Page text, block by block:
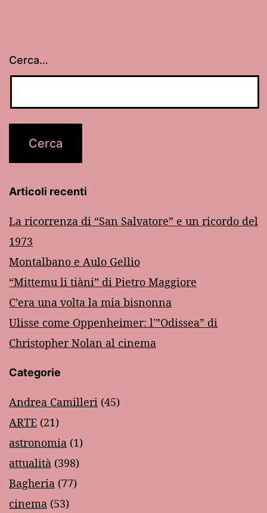
Cerca…
Articoli recenti
La ricorrenza di “San Salvatore” e un ricordo del
1973
Montalbano e Aulo Gellio
“Mittemu li tiàni” di Pietro Maggiore
C’era una volta la mia bisnonna
Ulisse come Oppenheimer: l'”Odissea” di
Christopher Nolan al cinema
Categorie
Andrea Camilleri (45)
ARTE (21)
astronomia (1)
attualità (398)
Bagheria (77)
cinema (53)